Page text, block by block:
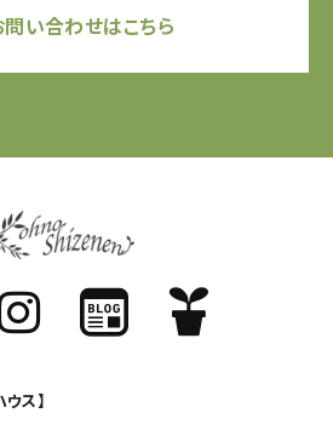
問い合わせはこちら
ス】